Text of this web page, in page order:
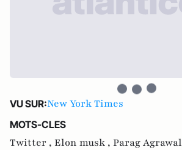
VU SUR:New York Times
MOTS-CLES
Twitter , Elon musk , Parag Agrawal